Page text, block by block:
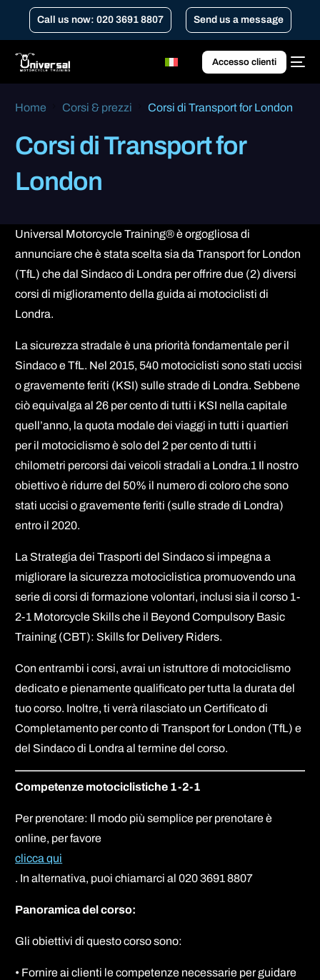
Call us now: 020 3691 8807 Send us a message
Accesso clienti
Home Corsi & prezzi Corsi di Transport for London
Corsi di Transport for
London
Universal Motorcycle Training® è orgogliosa di
annunciare che è stata scelta sia da Transport for London
(TfL) che dal Sindaco di Londra per offrire due (2) diversi
corsi di miglioramento della guida ai motociclisti di
Londra.
La sicurezza stradale è una priorità fondamentale per il
Sindaco e TfL. Nel 2015, 540 motociclisti sono stati uccisi
o gravemente feriti (KSI) sulle strade di Londra. Sebbene
ciò equivalga al 26 per cento di tutti i KSI nella capitale
quell’anno, la quota modale dei viaggi in tutti i quartieri
per il motociclismo è solo del 2 per cento di tutti i
chilometri percorsi dai veicoli stradali a Londra.1 Il nostro
obiettivo è ridurre del 50% il numero di coloro che sono
stati uccisi o gravemente feriti (sulle strade di Londra)
entro il 2020.
La Strategia dei Trasporti del Sindaco si impegna a
migliorare la sicurezza motociclistica promuovendo una
serie di corsi di formazione volontari, inclusi sia il corso 1-
2-1 Motorcycle Skills che il Beyond Compulsory Basic
Training (CBT): Skills for Delivery Riders.
Con entrambi i corsi, avrai un istruttore di motociclismo
dedicato e pienamente qualificato per tutta la durata del
tuo corso. Inoltre, ti verrà rilasciato un Certificato di
Completamento per conto di Transport for London (TfL) e
del Sindaco di Londra al termine del corso.
Competenze motociclistiche 1-2-1
Per prenotare: Il modo più semplice per prenotare è
online, per favore
clicca qui
. In alternativa, puoi chiamarci al 020 3691 8807
Panoramica del corso:
Gli obiettivi di questo corso sono:
• Fornire ai clienti le competenze necessarie per guidare